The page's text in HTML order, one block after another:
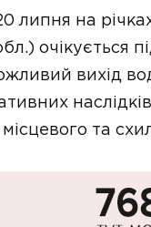
липня на
очiкується
вихід
та